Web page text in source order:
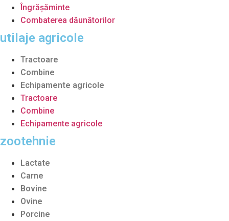
Îngrășăminte
Combaterea dăunătorilor
utilaje agricole
Tractoare
Combine
Echipamente agricole
Tractoare
Combine
Echipamente agricole
zootehnie
Lactate
Carne
Bovine
Ovine
Porcine